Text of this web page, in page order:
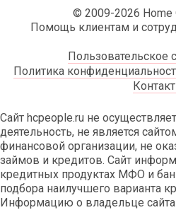
© 2009-2026 Home
Помощь клиентам и
Пользовательское
Политика
Сайт hcpeople.ru не
деятельность, не является
финансовой организации, не
займов и кредитов. Сайт
кредитных продуктах МФО и
подбора наилучшего варианта
Информацию о владельце